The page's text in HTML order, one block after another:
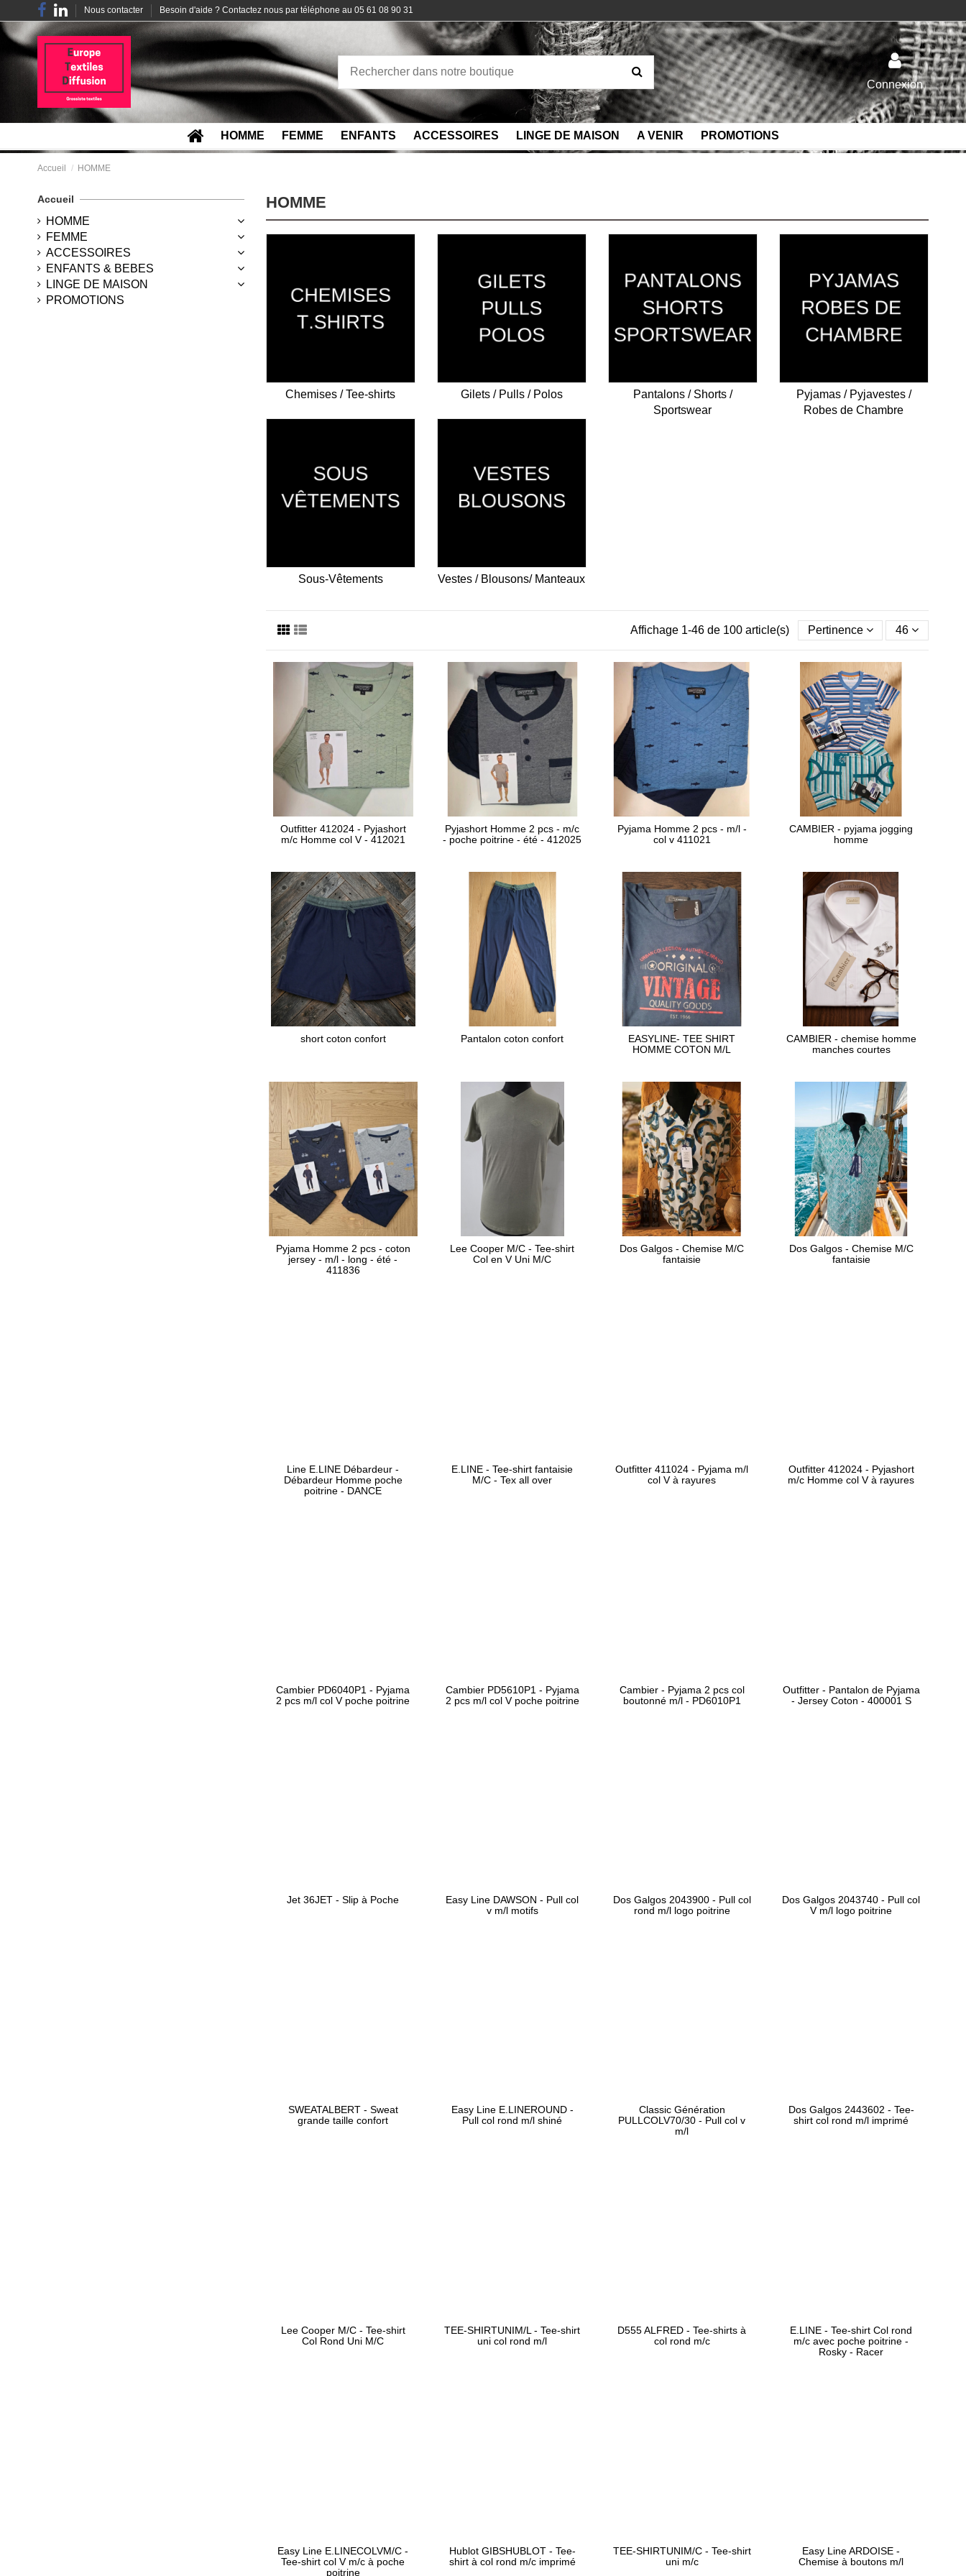
Nous contacter Besoin d'aide ? Contactez nous par téléphone au 05 61 08 90 31
Connexion
HOMME FEMME ENFANTS ACCESSOIRES LINGE DE MAISON A VENIR PROMOTIONS
Accueil HOMME
HOMME
Chemises / Tee-shirts Gilets / Pulls / Polos
Pantalons / Shorts /
Sportswear
Pyjamas / Pyjavestes /
Robes de Chambre
Sous-Vêtements Vestes / Blousons/ Manteaux
Affichage 1-46 de 100 article(s) Pertinence 46
Outfitter 412024 - Pyjashort
m/c Homme col V - 412021
Pyjashort Homme 2 pcs - m/c
- poche poitrine - été - 412025
Pyjama Homme 2 pcs - m/l -
col v 411021
CAMBIER - pyjama jogging
homme
short coton confort Pantalon coton confort
EASYLINE- TEE SHIRT
HOMME COTON M/L
CAMBIER - chemise homme
manches courtes
Pyjama Homme 2 pcs - coton
jersey - m/l - long - été -
411836
Lee Cooper M/C - Tee-shirt
Col en V Uni M/C
Dos Galgos - Chemise M/C
fantaisie
Dos Galgos - Chemise M/C
fantaisie
Line E.LINE Débardeur -
Débardeur Homme poche
poitrine - DANCE
E.LINE - Tee-shirt fantaisie
M/C - Tex all over
Outfitter 411024 - Pyjama m/l
col V à rayures
Outfitter 412024 - Pyjashort
m/c Homme col V à rayures
Cambier PD6040P1 - Pyjama
2 pcs m/l col V poche poitrine
Cambier PD5610P1 - Pyjama
2 pcs m/l col V poche poitrine
Cambier - Pyjama 2 pcs col
boutonné m/l - PD6010P1
Outfitter - Pantalon de Pyjama
- Jersey Coton - 400001 S
Jet 36JET - Slip à Poche
Easy Line DAWSON - Pull col
v m/l motifs
Dos Galgos 2043900 - Pull col
rond m/l logo poitrine
Dos Galgos 2043740 - Pull col
V m/l logo poitrine
SWEATALBERT - Sweat
grande taille confort
Easy Line E.LINEROUND -
Pull col rond m/l shiné
Classic Génération
PULLCOLV70/30 - Pull col v
m/l
Dos Galgos 2443602 - Tee-
shirt col rond m/l imprimé
Lee Cooper M/C - Tee-shirt
Col Rond Uni M/C
TEE-SHIRTUNIM/L - Tee-shirt
uni col rond m/l
D555 ALFRED - Tee-shirts à
col rond m/c
E.LINE - Tee-shirt Col rond
m/c avec poche poitrine -
Rosky - Racer
Easy Line E.LINECOLVM/C -
Tee-shirt col V m/c à poche
poitrine
Hublot GIBSHUBLOT - Tee-
shirt à col rond m/c imprimé
TEE-SHIRTUNIM/C - Tee-shirt
uni m/c
Easy Line ARDOISE -
Chemise à boutons m/l
Accueil
HOMME
FEMME
ACCESSOIRES
ENFANTS & BEBES
LINGE DE MAISON
PROMOTIONS